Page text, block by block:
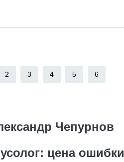
2 3 4 5 6
Чепурнов
цена ошибки